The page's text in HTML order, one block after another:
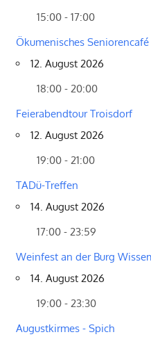
15:00 - 17:00
Ökumenisches Seniorencafé
12. August 2026
18:00 - 20:00
Feierabendtour Troisdorf
12. August 2026
19:00 - 21:00
TADü-Treffen
14. August 2026
17:00 - 23:59
Weinfest an der Burg
14. August 2026
19:00 - 23:30
Augustkirmes - Spich